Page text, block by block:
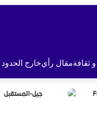
ثقافةمقال رأيخارج الحدود